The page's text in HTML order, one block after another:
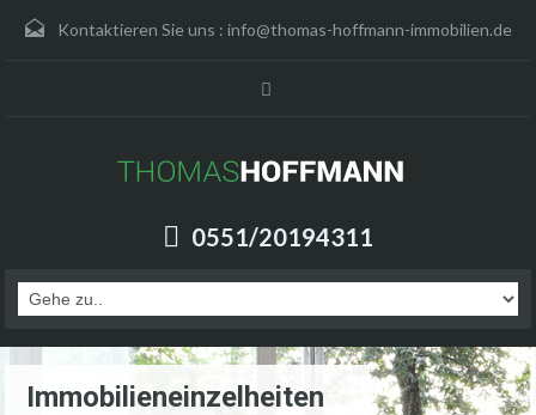
Kontaktieren Sie uns : info@thomas-hoffmann-immobilien.de
0551/20194311
Immobilieneinzelheiten